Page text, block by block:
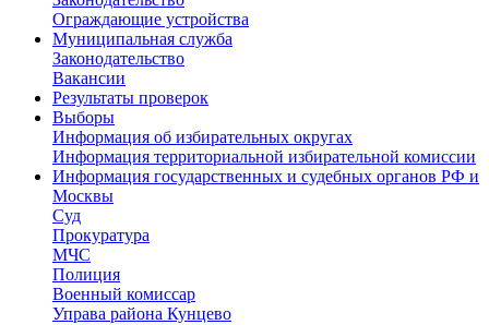
Ограждающие устройства
Муниципальная служба
Законодательство
Вакансии
Результаты проверок
Выборы
Информация об избирательных округах
Информация территориальной избирательной комиссии
Информация государственных и судебных органов РФ и
Москвы
Суд
Прокуратура
МЧС
Полиция
Военный комиссар
Управа района Кунцево